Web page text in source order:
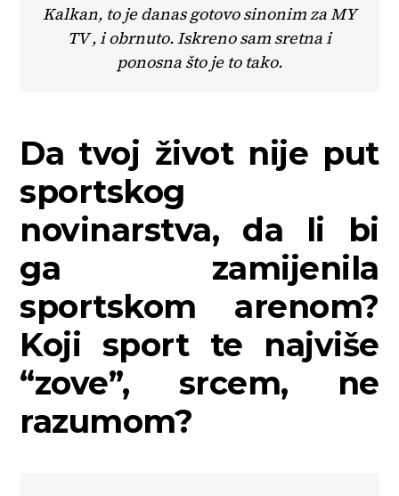
Kalkan, to je danas gotovo sinonim za MY
TV , i obrnuto. Iskreno sam sretna i
ponosna što je to tako.
Da tvoj život nije put
sportskog
novinarstva, da li bi
ga zamijenila
sportskom arenom?
Koji sport te najviše
“zove”, srcem, ne
razumom?